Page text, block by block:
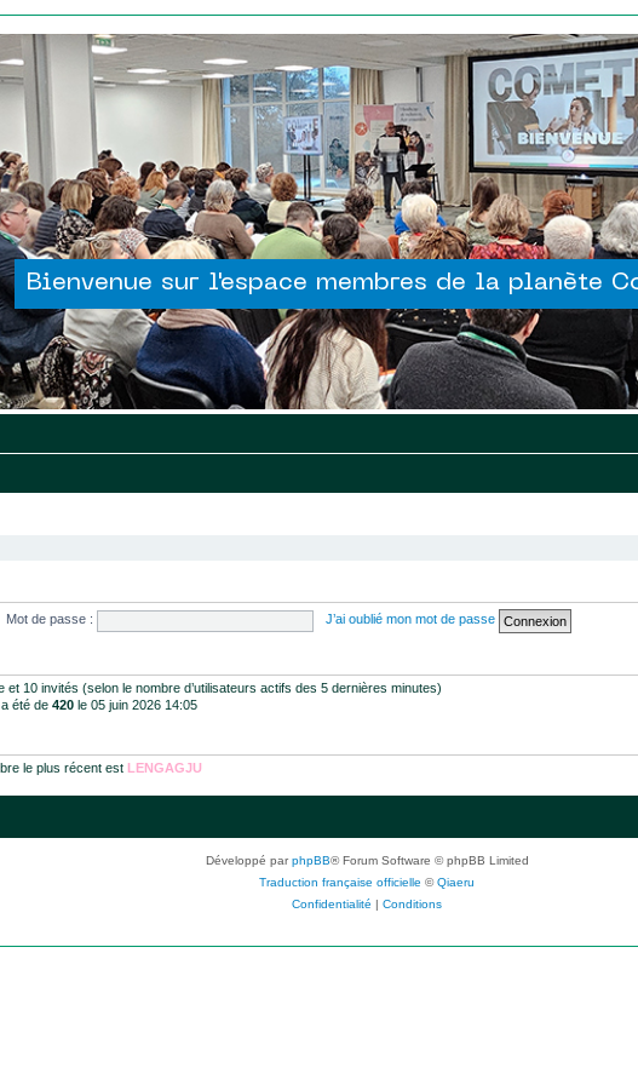
Bienvenue sur l'espace membres de la planète
Mot de passe : J’ai oublié mon mot de passe
et 10 invités (selon le nombre d’utilisateurs actifs des 5 dernières minutes)
été de 420 le 05 juin 2026 14:05
le plus récent est LENGAGJU
Développé parphpBB® Forum Software © phpBB Limited
Traduction française officielle ©Qiaeru
Confidentialité | Conditions